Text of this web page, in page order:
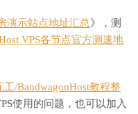
演示站点地址汇总》，测
VPS各节点官方测速地
工/BandwagonHost教程整
使用的问题，也可以加入